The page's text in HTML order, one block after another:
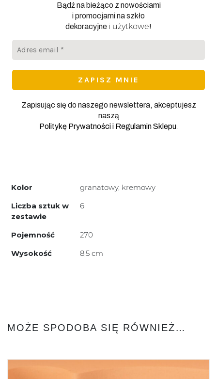
Bądź na bieżąco z nowościami
i promocjami na szkło
dekoracyjne i użytkowe!
Zapisując się do naszego newslettera, akceptujesz
naszą
Politykę Prywatnościi Regulamin Sklepu
Kolor
granatowy, kremowy
Liczba sztuk w
zestawie
6
Pojemność
270
Wysokość
8,5 cm
MOŻE SPODOBA SIĘ RÓWNIEŻ…